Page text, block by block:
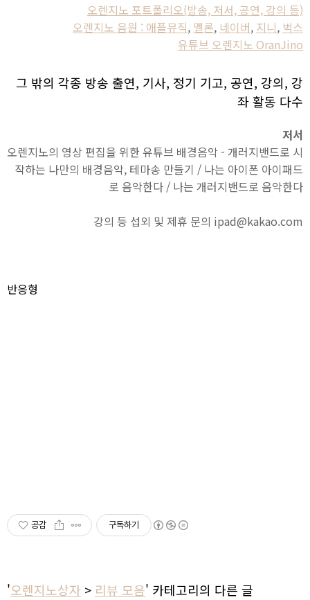
오렌지노 포트폴리오(방송, 저서, 공연, 강의 등)
오렌지노 음원 : 애플뮤직, 멜론, 네이버, 지니, 벅스
유튜브 오렌지노 OranJino
그 밖의 각종 방송 출연, 기사, 정기 기고, 공연, 강의, 강
좌 활동 다수
저서
오렌지노의 영상 편집을 위한 유튜브 배경음악 - 개러지밴드로 시
작하는 나만의 배경음악, 테마송 만들기 / 나는 아이폰 아이패드
로 음악한다 / 나는 개러지밴드로 음악한다
강의 등 섭외 및 제휴 문의 ipad@kakao.com
반응형
공감 구독하기
'오렌지노상자 > 리뷰 모음' 카테고리의 다른 글